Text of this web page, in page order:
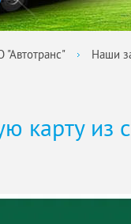
Наши
карту из